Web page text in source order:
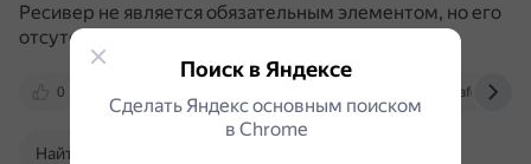
Ресивер не является обязательным элементом, но его
отсутствие увеличит время подкачки.
0 xn--
Найти в Поиске
Поиск в Яндексе
Сделать Яндекс основным поиском
в Сhrome